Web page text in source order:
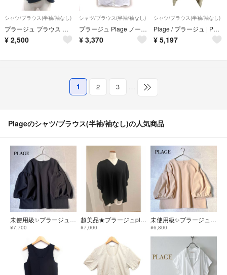
シャツ/ブラウス(半袖/袖なし)
プラージュ ブラウス プルオーバー ノースリーブ 紺 ネイビー /YI
¥ 2,500
シャツ/ブラウス(半袖/袖なし)
プラージュ Plage ノースリーブ シャツ バンドカラー 無地 リネン 麻 白
¥ 3,370
シャツ/ブラウス(半袖/袖なし)
Plage / プラージュ | Poncho リネン ブラウス | F | ベージュ | レディース
¥ 5,197
1 2 3 …
Plageのシャツ/ブラウス(半袖/袖なし)の人気商品
未使用級✨プラージュ Meringue ブラウス ボリュームスリーブ タック F
¥7,700
超美品★プラージュplage ドルマンスリーブトップス ブラウス
¥7,000
未使用級✨プラージュ Meringue ブラウス ボリュームスリーブ タック F
¥6,800